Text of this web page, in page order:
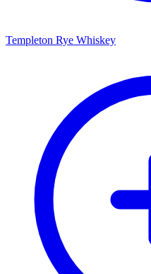
Templeton Rye Whiskey